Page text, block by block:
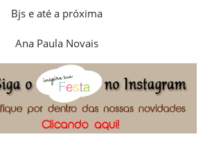
Bjs e até a próxima
Ana Paula Novais